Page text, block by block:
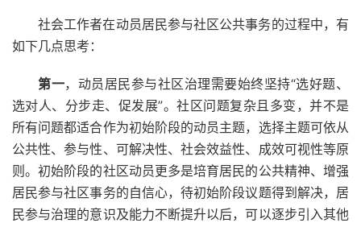
社会工作者在动员居民参与社区公共事务的过程中，有
如下几点思考：
第一，动员居民参与社区治理需要始终坚持“选好题、
选对人、分步走、促发展”。社区问题复杂且多变，并不是
所有问题都适合作为初始阶段的动员主题，选择主题可依从
公共性、参与性、可解决性、社会效益性、成效可视性等原
则。初始阶段的社区动员更多是培育居民的公共精神、增强
居民参与社区事务的自信心，待初始阶段议题得到解决，居
民参与治理的意识及能力不断提升以后，可以逐步引入其他